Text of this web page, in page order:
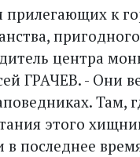
к
центра
ГРАЧЕВ. - Они
Там,
этого
в последнее